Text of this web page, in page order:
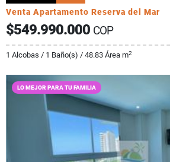
Venta Apartamento Reserva del Mar
$549.990.000 COP
1 Alcobas / 1 Baño(s) / 48.83 Área m2
LO MEJOR PARA TU FAMILIA